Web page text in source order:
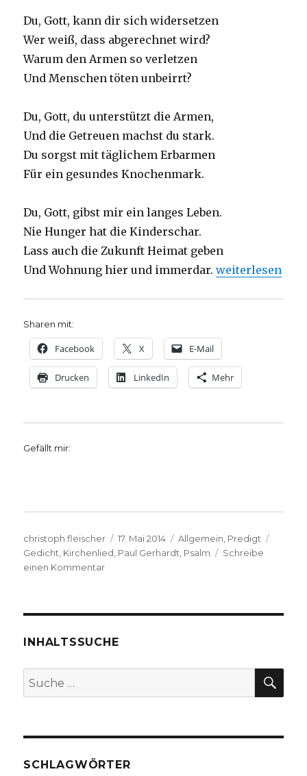
Du, Gott, kann dir sich widersetzen
Wer weiß, dass abgerechnet wird?
Warum den Armen so verletzen
Und Menschen töten unbeirrt?
Du, Gott, du unterstützt die Armen,
Und die Getreuen machst du stark.
Du sorgst mit täglichem Erbarmen
Für ein gesundes Knochenmark.
Du, Gott, gibst mir ein langes Leben.
Nie Hunger hat die Kinderschar.
Lass auch die Zukunft Heimat geben
Und Wohnung hier und immerdar.„Die Quellen
weiterlesen
Sharen mit:
Facebook X E-Mail
Drucken LinkedIn Mehr
Gefällt mir:
Autor
christoph.fleischer
Veröffentlicht
am
17. Mai 2014 Kategorien
Allgemein Predigt
Gedicht Kirchenlied Paul Gerhardt Psalm
Schreibe
einen Kommentarzu
Andacht
Psalm
Der
in
Hand,
INHALTSSUCHE
Suche
nach:
SCHLAGWÖRTER